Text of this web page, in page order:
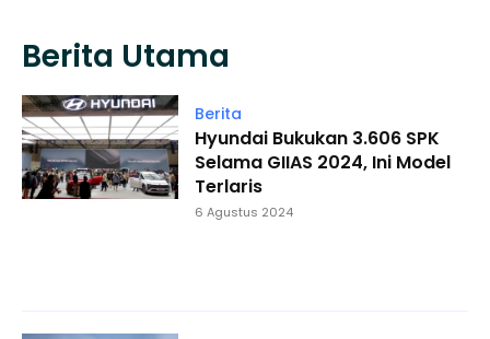
Berita Utama
Berita
Hyundai Bukukan 3.606 SPK
Selama GIIAS 2024, Ini Model
Terlaris
6 Agustus 2024